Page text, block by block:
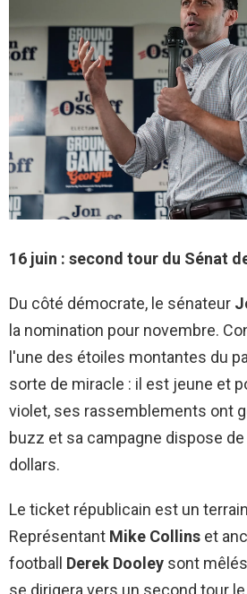
16 juin : second tour du Sénat
Du côté démocrate, le sénateur
la nomination pour novembre.
l'une des étoiles montantes du
sorte de miracle : il est jeune et
violet, ses rassemblements ont
buzz et sa campagne dispose
dollars.
Le ticket républicain est un
Représentant Mike Collins et
football Derek Dooley sont
se dirigera vers un second tour